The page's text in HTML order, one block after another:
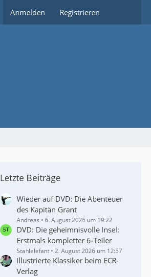
Anmelden Registrieren
Letzte Beiträge
Wieder auf DVD: Die Abenteuer
des Kapitän Grant
Andreas 6. August 2026 um 19:22
DVD: Die geheimnisvolle Insel:
Erstmals kompletter 6-Teiler
Stahlelefant 2. August 2026 um 12:57
Illustrierte Klassiker beim ECR-
Verlag